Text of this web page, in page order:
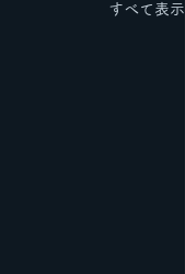
すべて表示